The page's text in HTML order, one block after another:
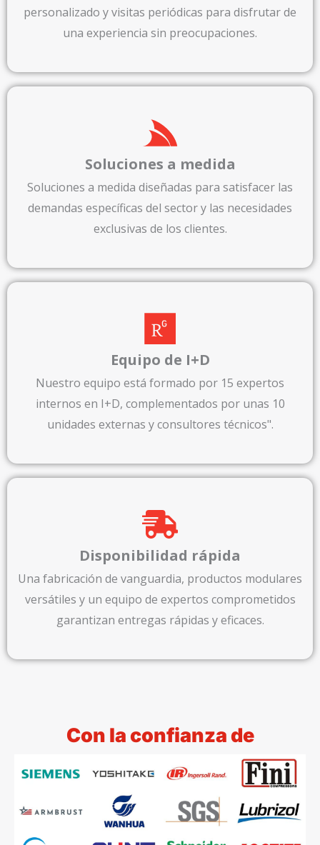
personalizado y visitas periódicas para disfrutar de
una experiencia sin preocupaciones.
Soluciones a medida
Soluciones a medida diseñadas para satisfacer las
demandas específicas del sector y las necesidades
exclusivas de los clientes.
Equipo de I+D
Nuestro equipo está formado por 15 expertos
internos en I+D, complementados por unas 10
unidades externas y consultores técnicos".
Disponibilidad rápida
Una fabricación de vanguardia, productos modulares
versátiles y un equipo de expertos comprometidos
garantizan entregas rápidas y eficaces.
Con la confianza de